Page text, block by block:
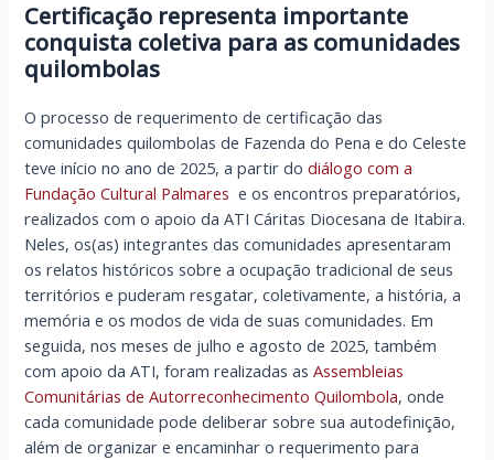
Certificação representa importante
conquista coletiva para as comunidades
quilombolas
O processo de requerimento de certificação das
comunidades quilombolas de Fazenda do Pena e do Celeste
teve início no ano de 2025, a partir dodiálogo com a
Fundação Cultural Palmares e os encontros preparatórios,
realizados com o apoio da ATI Cáritas Diocesana de Itabira.
Neles, os(as) integrantes das comunidades apresentaram
os relatos históricos sobre a ocupação tradicional de seus
territórios e puderam resgatar, coletivamente, a história, a
memória e os modos de vida de suas comunidades. Em
seguida, nos meses de julho e agosto de 2025, também
com apoio da ATI, foram realizadas asAssembleias
Comunitárias de Autorreconhecimento Quilombola, onde
cada comunidade pode deliberar sobre sua autodefinição,
além de organizar e encaminhar o requerimento para